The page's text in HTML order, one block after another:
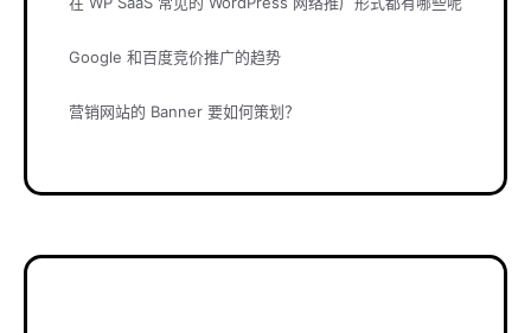
Google 和百度竞价推广的趋势
营销网站的 Banner 要如何策划？